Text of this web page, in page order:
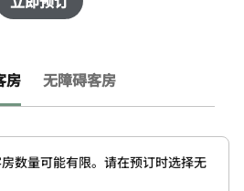
房 无障碍客房
数量可能有限。请在预订时选择无